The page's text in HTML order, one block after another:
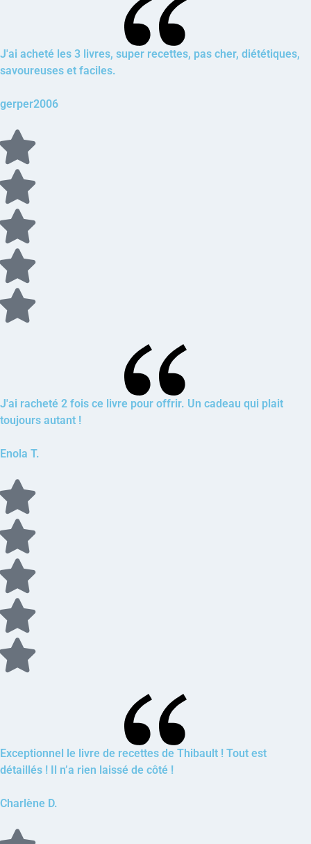
J'ai acheté les 3 livres, super recettes, pas cher, diététiques,
savoureuses et faciles.
gerper2006
J'ai racheté 2 fois ce livre pour offrir. Un cadeau qui plait
toujours autant !
Enola T.
Exceptionnel le livre de recettes de Thibault ! Tout est
détaillés ! Il n’a rien laissé de côté !
Charlène D.